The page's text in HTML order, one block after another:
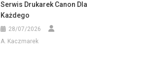
Serwis Drukarek Canon Dla
Każdego
28/07/2026
A. Kaczmarek